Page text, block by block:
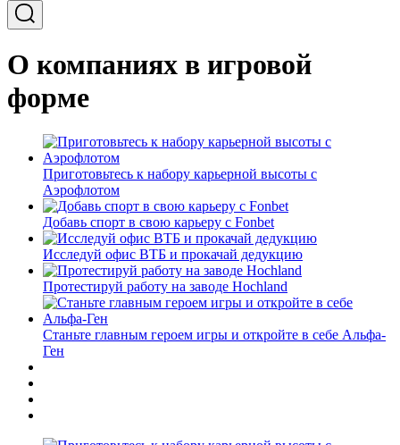
О компаниях в игровой
форме
Приготовьтесь к набору карьерной высоты с
Аэрофлотом
Добавь спорт в свою карьеру с Fonbet
Исследуй офис ВТБ и прокачай дедукцию
Протестируй работу на заводе Hochland
Станьте главным героем игры и откройте в себе Альфа-
Ген